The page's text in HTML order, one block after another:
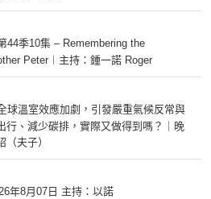
44季10集 – Remembering the
Peter︱主持：鍾一諾 Roger
球溫室效應加劇，引發嚴重氣候反常與
行、減少碳排，實際又做得到嗎？｜晚
夫子）
年8月07日 主持：以諾